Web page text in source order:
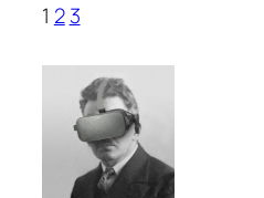
1 2 3